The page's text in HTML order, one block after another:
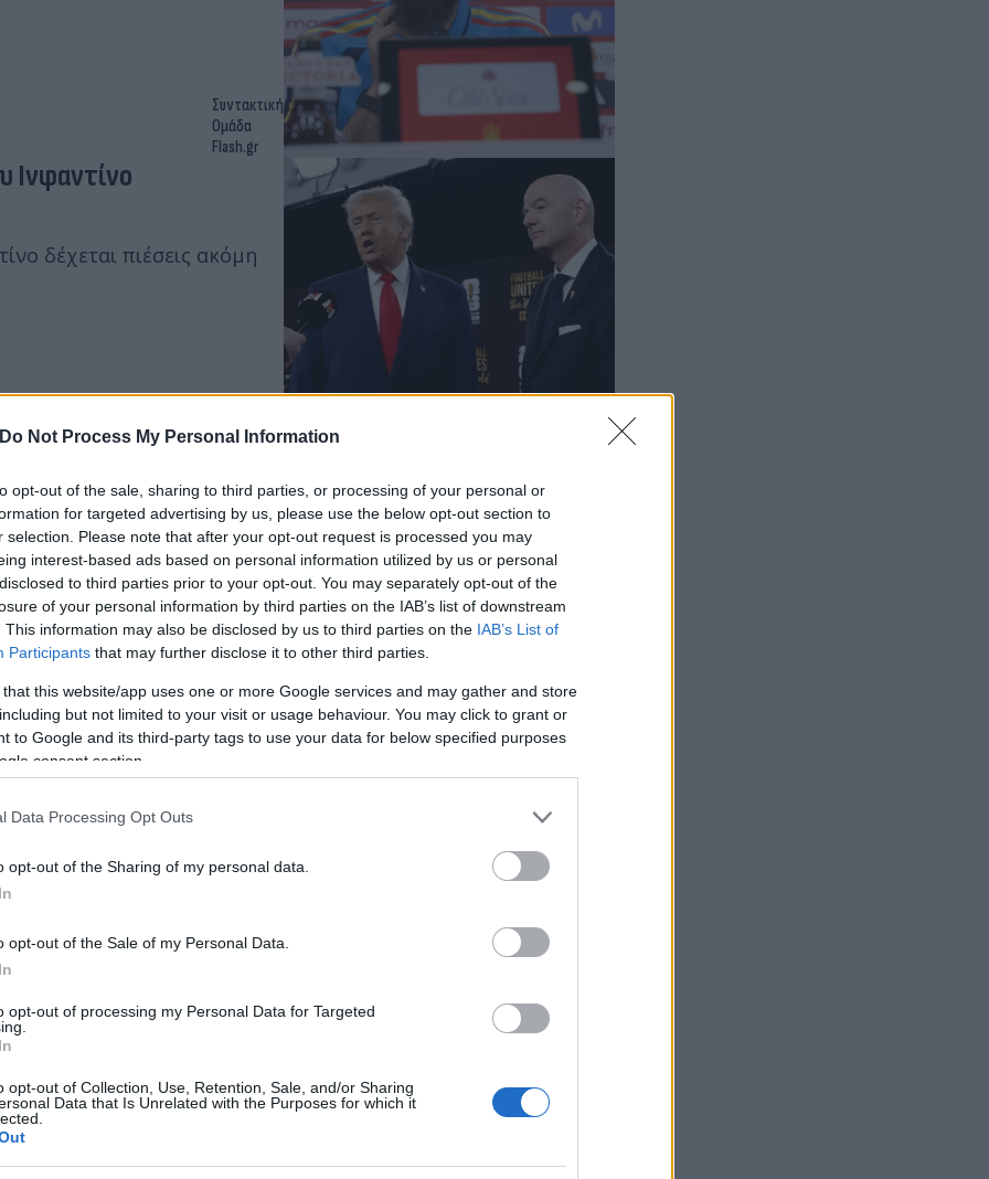
Do Not Process My Personal Information
opt-out of the sale, sharing to third parties, or processing of your personal or
for targeted advertising by us, please use the below opt-out section to
selection. Please note that after your opt-out request is processed you may
interest-based ads based on personal information utilized by us or personal
to third parties prior to your opt-out. You may separately opt-out of the
of your personal information by third parties on the IAB’s list of downstream
This information may also be disclosed by us to third parties on the IAB’s List of
Participants that may further disclose it to other third parties.
that this website/app uses one or more Google services and may gather and store
but not limited to your visit or usage behaviour. You may click to grant or
to Google and its third-party tags to use your data for below specified purposes
consent section.
Data Processing Opt Outs
opt-out of the Sharing of my personal data.
opt-out of the Sale of my Personal Data.
opt-out of processing my Personal Data for Targeted
opt-out of Collection, Use, Retention, Sale, and/or Sharing
Data that Is Unrelated with the Purposes for which it
Συντακτική
Ομάδα
Flash.gr
Ινφαντίνο
δέχεται πιέσεις ακόμη
Συντακτική
το μετάλλιο του
καθώς έδωσε το μετάλλιο
πώληση του Μουντιάλ: